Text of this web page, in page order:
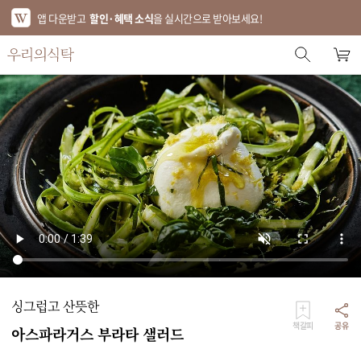
앱 다운받고 할인·혜택 소식을 실시간으로 받아보세요!
스토어 홈
에디터 추천
한정특가
베스트
신상품
기획전
싱그럽고 산뜻한
아스파라거스 부라타 샐러드 책갈피 공유